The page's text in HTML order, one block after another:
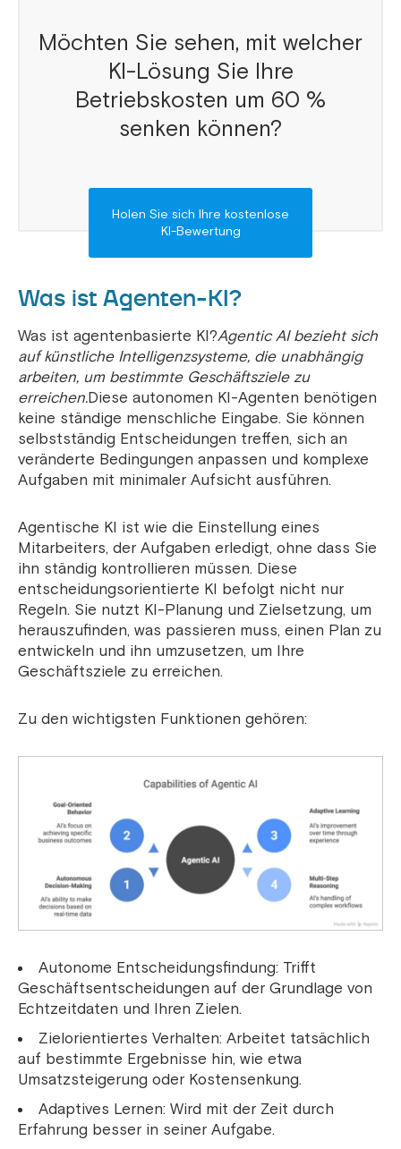
Möchten Sie sehen, mit welcher
KI-Lösung Sie Ihre
Betriebskosten um 60 %
senken können?
Holen Sie sich Ihre kostenlose
KI-Bewertung
Was ist Agenten-KI?
Was ist agentenbasierte KI?Agentic AI bezieht sich
auf künstliche Intelligenzsysteme, die unabhängig
arbeiten, um bestimmte Geschäftsziele zu
erreichen.Diese autonomen KI-Agenten benötigen
keine ständige menschliche Eingabe. Sie können
selbstständig Entscheidungen treffen, sich an
veränderte Bedingungen anpassen und komplexe
Aufgaben mit minimaler Aufsicht ausführen.
Agentische KI ist wie die Einstellung eines
Mitarbeiters, der Aufgaben erledigt, ohne dass Sie
ihn ständig kontrollieren müssen. Diese
entscheidungsorientierte KI befolgt nicht nur
Regeln. Sie nutzt KI-Planung und Zielsetzung, um
herauszufinden, was passieren muss, einen Plan zu
entwickeln und ihn umzusetzen, um Ihre
Geschäftsziele zu erreichen.
Zu den wichtigsten Funktionen gehören:
Autonome Entscheidungsfindung: Trifft
Geschäftsentscheidungen auf der Grundlage von
Echtzeitdaten und Ihren Zielen.
Zielorientiertes Verhalten: Arbeitet tatsächlich
auf bestimmte Ergebnisse hin, wie etwa
Umsatzsteigerung oder Kostensenkung.
Adaptives Lernen: Wird mit der Zeit durch
Erfahrung besser in seiner Aufgabe.